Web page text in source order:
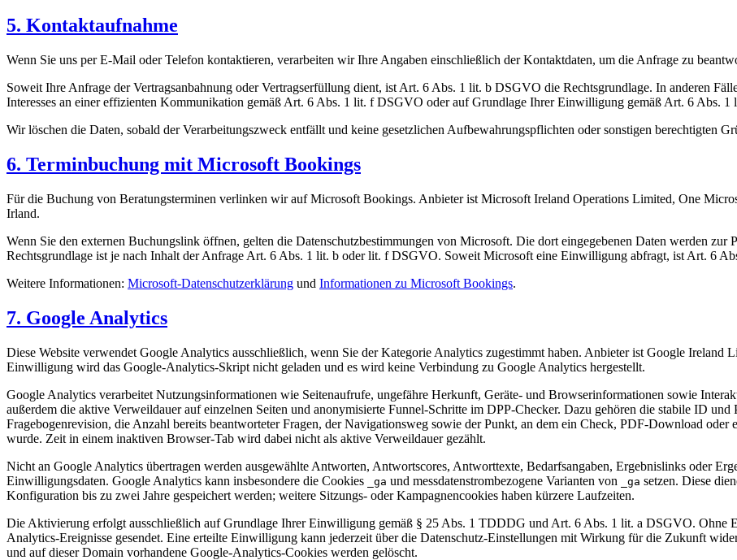
5. Kontaktaufnahme
Wenn Sie uns per E-Mail oder Telefon kontaktieren, verarbeiten wir Ihre Angaben einschließlich der Kontaktdaten, um die Anfrage zu
Soweit Ihre Anfrage der Vertragsanbahnung oder Vertragserfüllung dient, ist Art. 6 Abs. 1 lit. b DSGVO die Rechtsgrundlage. In anderen
Interesses an einer effizienten Kommunikation gemäß Art. 6 Abs. 1 lit. f DSGVO oder auf Grundlage Ihrer Einwilligung gemäß Art. 6 Abs. 1
Wir löschen die Daten, sobald der Verarbeitungszweck entfällt und keine gesetzlichen Aufbewahrungspflichten oder sonstigen berechtigten
6. Terminbuchung mit Microsoft Bookings
Für die Buchung von Beratungsterminen verlinken wir auf Microsoft Bookings. Anbieter ist Microsoft Ireland Operations Limited, One
Irland.
Wenn Sie den externen Buchungslink öffnen, gelten die Datenschutzbestimmungen von Microsoft. Die dort eingegebenen Daten werden
Rechtsgrundlage ist je nach Inhalt der Anfrage Art. 6 Abs. 1 lit. b oder lit. f DSGVO. Soweit Microsoft eine Einwilligung abfragt, ist Art. 6
Weitere Informationen: Microsoft-Datenschutzerklärung und Informationen zu Microsoft Bookings.
7. Google Analytics
Diese Website verwendet Google Analytics ausschließlich, wenn Sie der Kategorie Analytics zugestimmt haben. Anbieter ist Google
Einwilligung wird das Google-Analytics-Skript nicht geladen und es wird keine Verbindung zu Google Analytics hergestellt.
Google Analytics verarbeitet Nutzungsinformationen wie Seitenaufrufe, ungefähre Herkunft, Geräte- und Browserinformationen sowie
außerdem die aktive Verweildauer auf einzelnen Seiten und anonymisierte Funnel-Schritte im DPP-Checker. Dazu gehören die stabile ID
Fragebogenrevision, die Anzahl bereits beantworteter Fragen, der Navigationsweg sowie der Punkt, an dem ein Check, PDF-Download oder
wurde. Zeit in einem inaktiven Browser-Tab wird dabei nicht als aktive Verweildauer gezählt.
Nicht an Google Analytics übertragen werden ausgewählte Antworten, Antwortscores, Antworttexte, Bedarfsangaben, Ergebnislinks oder
Einwilligungsdaten. Google Analytics kann insbesondere die Cookies
_ga und messdatenstrombezogene Varianten von _ga setzen. Diese
Konfiguration bis zu zwei Jahre gespeichert werden; weitere Sitzungs- oder Kampagnencookies haben kürzere Laufzeiten.
Die Aktivierung erfolgt ausschließlich auf Grundlage Ihrer Einwilligung gemäß § 25 Abs. 1 TDDDG und Art. 6 Abs. 1 lit. a DSGVO. Ohne
Analytics-Ereignisse gesendet. Eine erteilte Einwilligung kann jederzeit über die Datenschutz-Einstellungen mit Wirkung für die Zukunft
und auf dieser Domain vorhandene Google-Analytics-Cookies werden gelöscht.